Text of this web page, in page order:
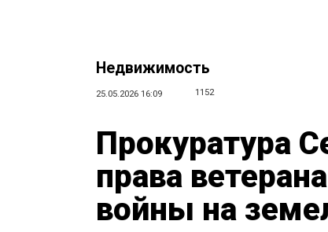
Недвижимость
25.05.2026 16:09 1152
Прокуратура
права
войны на